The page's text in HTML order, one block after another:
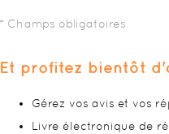
Et profitez bientôt
Gérez vos avis et vos
Livre électronique de